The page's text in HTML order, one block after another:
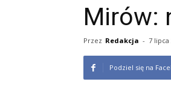
Mirów:
Przez Redakcja - 7 lipca
Podziel się na